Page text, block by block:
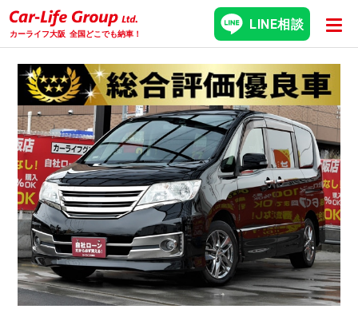
カーライフ大阪 全国どこでも納車！
LINE相談